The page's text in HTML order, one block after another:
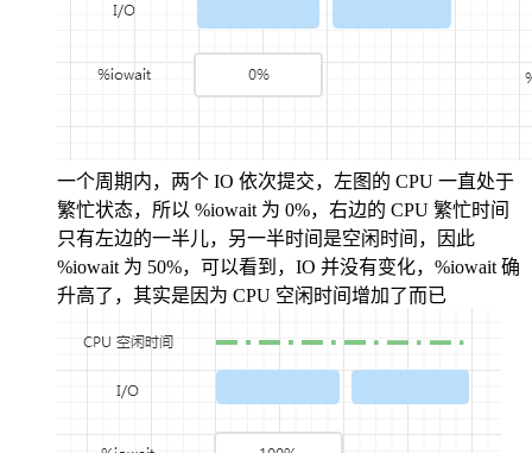
一个周期内，两个 IO 依次提交，左图的 CPU 一直处于
繁忙状态，所以 %iowait 为 0%，右边的 CPU 繁忙时间
只有左边的一半儿，另一半时间是空闲时间，因此
%iowait 为 50%，可以看到，IO 并没有变化，%iowait 确
升高了，其实是因为 CPU 空闲时间增加了而已